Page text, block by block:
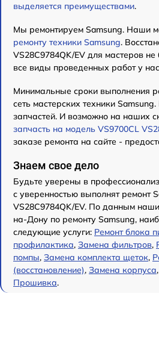
выделяется преимуществами.
Мы ремонтируем Samsung. Наши
ремонту техники Samsung.
VS28C9784QK/EV для мастеров
все виды проведенных работ у
Минимальные сроки выполнения
сеть мастерских техники
запчастей. И возможно на наших
запчасть на модель VS9700CL
заказе ремонта на сайте -
Знаем свое дело
Будьте уверены в
с уверенностью выполнят ремонт
VS28C9784QK/EV. По данным
на-Дону по ремонту Samsung,
следующие услуги: Ремонт блока
профилактика, Замена фильтров,
помпы, Замена комплекта щеток,
(восстановление), Замена корпуса,
Прошивка.